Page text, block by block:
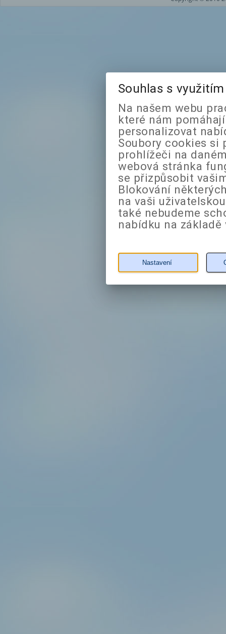
Souhlas s
Na našem webu
které nám
personalizovat
Soubory cookies si
prohlížeči na
webová stránka
se přizpůsobit
Blokování
na vaši
také nebudeme
nabídku na
Nastavení